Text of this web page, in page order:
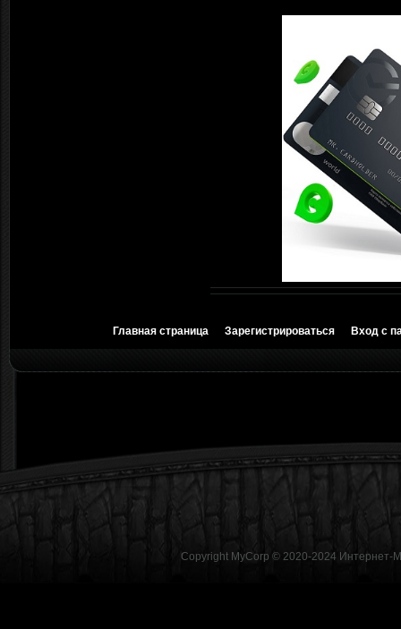
Главная страница Зарегистрироваться Вход с
Copyright MyCorp © 2020-2024 Интернет-